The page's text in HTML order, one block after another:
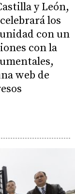
y León,
los
con un
con la
web de